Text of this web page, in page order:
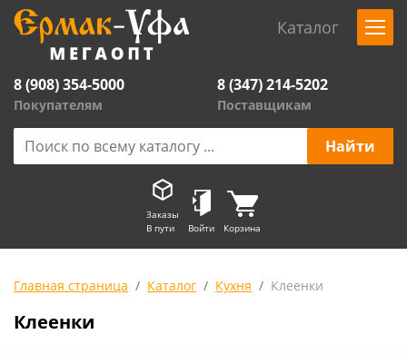
Каталог
8 (908) 354-5000
Покупателям
8 (347) 214-5202
Поставщикам
Заказы
В пути
Войти Корзина
Главная страница Каталог Кухня Клеенки
Клеенки